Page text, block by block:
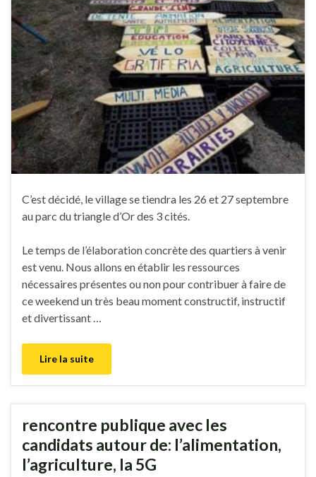
C’est décidé, le village se tiendra les 26 et 27 septembre
au parc du triangle d’Or des 3 cités.
Le temps de l’élaboration concrète des quartiers à venir
est venu. Nous allons en établir les ressources
nécessaires présentes ou non pour contribuer à faire de
ce weekend un très beau moment constructif, instructif
et divertissant …
Lire la suite
rencontre publique avec les
candidats autour de: l’alimentation,
l’agriculture, la 5G